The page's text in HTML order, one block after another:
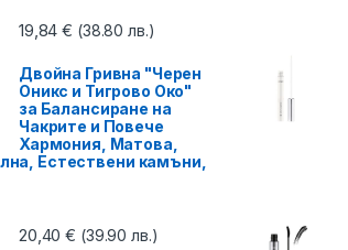
19,84€ (38.80 лв.)
Двойна Гривна "Черен
Оникс и Тигрово Око"
за Балансиране на
Чакрите и Повече
Хармония, Матова,
Естествени камъни,
20,40€ (39.90 лв.)